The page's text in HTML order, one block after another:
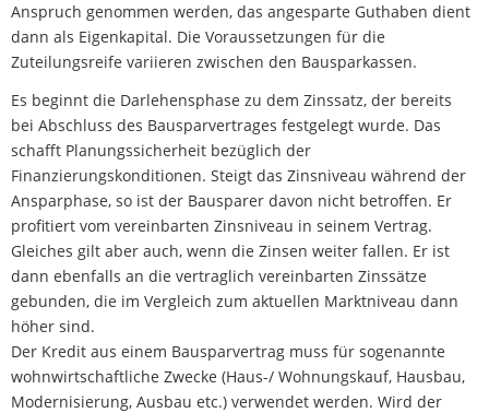
Anspruch genommen werden, das angesparte Guthaben dient
dann als Eigenkapital. Die Voraussetzungen für die
Zuteilungsreife variieren zwischen den Bausparkassen.
Es beginnt die Darlehensphase zu dem Zinssatz, der bereits
bei Abschluss des Bausparvertrages festgelegt wurde. Das
schafft Planungssicherheit bezüglich der
Finanzierungskonditionen. Steigt das Zinsniveau während der
Ansparphase, so ist der Bausparer davon nicht betroffen. Er
profitiert vom vereinbarten Zinsniveau in seinem Vertrag.
Gleiches gilt aber auch, wenn die Zinsen weiter fallen. Er ist
dann ebenfalls an die vertraglich vereinbarten Zinssätze
gebunden, die im Vergleich zum aktuellen Marktniveau dann
höher sind.
Der Kredit aus einem Bausparvertrag muss für sogenannte
wohnwirtschaftliche Zwecke (Haus-/ Wohnungskauf, Hausbau,
Modernisierung, Ausbau etc.) verwendet werden. Wird der